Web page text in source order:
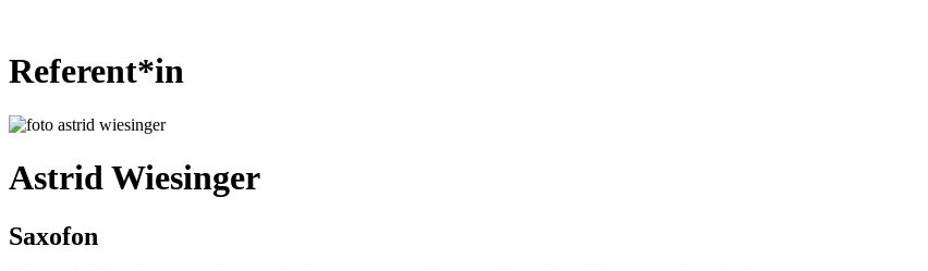
Referent*in
Astrid Wiesinger
Saxofon